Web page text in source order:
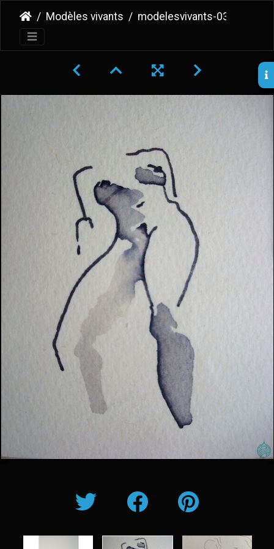
Modèles vivants modelesvivants-036